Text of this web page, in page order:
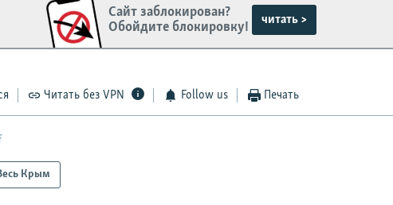
Сайт заблокирован?
Обойдите блокировку!
читать >
Читать без VPN Follow us Печать
Крым